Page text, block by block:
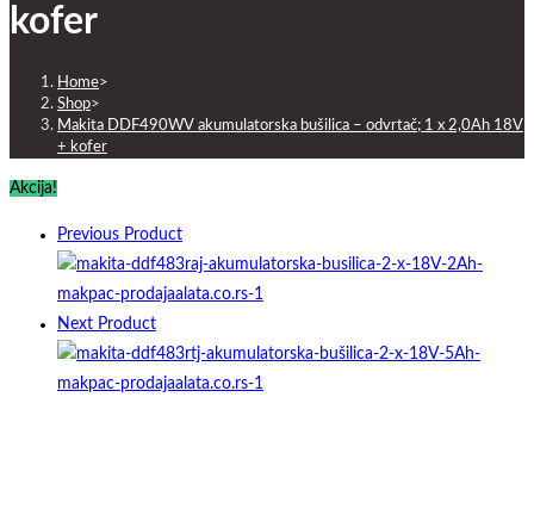
kofer
Home>
Shop>
Makita DDF490WV akumulatorska bušilica – odvrtač; 1 x 2,0Ah 18V
+ kofer
Akcija!
Previous Product
Next Product